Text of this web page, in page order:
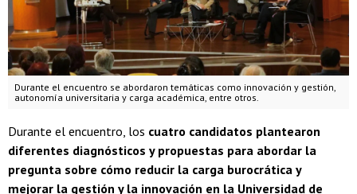
Durante el encuentro se abordaron temáticas como innovación y gestión,
autonomía universitaria y carga académica, entre otros.
Durante el encuentro, los cuatro candidatos plantearon
diferentes diagnósticos y propuestas para abordar la
pregunta sobre cómo reducir la carga burocrática y
mejorar la gestión y la innovación en la Universidad de